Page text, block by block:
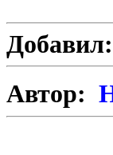
Добавил:
Автор: